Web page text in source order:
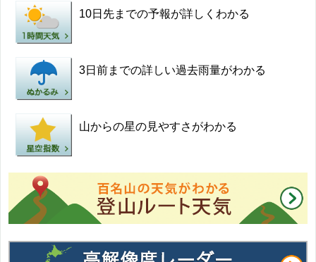
10日先までの予報が詳しくわかる
3日前までの詳しい過去雨量がわかる
山からの星の見やすさがわかる